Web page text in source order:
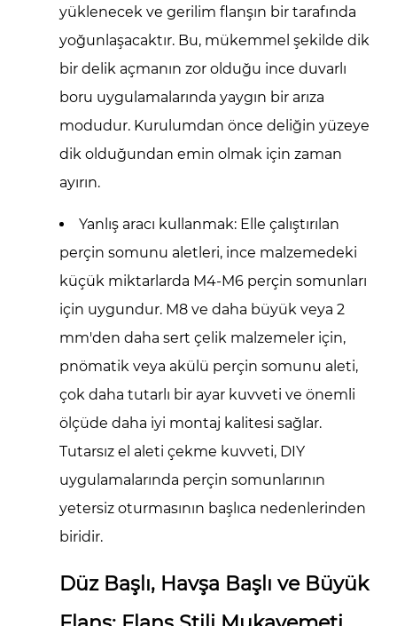
yüklenecek ve gerilim flanşın bir tarafında
yoğunlaşacaktır. Bu, mükemmel şekilde dik
bir delik açmanın zor olduğu ince duvarlı
boru uygulamalarında yaygın bir arıza
modudur. Kurulumdan önce deliğin yüzeye
dik olduğundan emin olmak için zaman
ayırın.
Yanlış aracı kullanmak: Elle çalıştırılan
perçin somunu aletleri, ince malzemedeki
küçük miktarlarda M4-M6 perçin somunları
için uygundur. M8 ve daha büyük veya 2
mm'den daha sert çelik malzemeler için,
pnömatik veya akülü perçin somunu aleti,
çok daha tutarlı bir ayar kuvveti ve önemli
ölçüde daha iyi montaj kalitesi sağlar.
Tutarsız el aleti çekme kuvveti, DIY
uygulamalarında perçin somunlarının
yetersiz oturmasının başlıca nedenlerinden
biridir.
Düz Başlı, Havşa Başlı ve Büyük